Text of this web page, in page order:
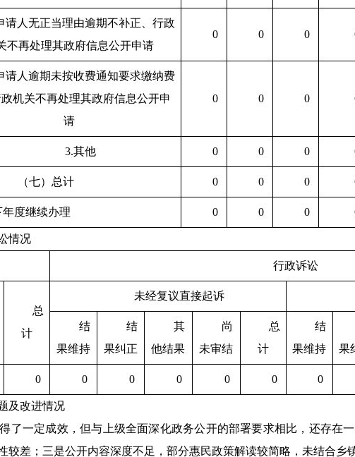
请人无正当理由逾期不补正、行政
不再处理其政府信息公开申请
0 0 0
请人逾期未按收费通知要求缴纳费
机关不再处理其政府信息公开申
请
0 0 0
3.其他 0 0 0
（七）总计 0 0 0
年度继续办理 0 0 0
情况
行政诉讼
总
计
未经复议直接起诉
结
果维持
结
果纠正
其
他结果
尚
未审结
总
计
结
果维持
果
0 0 0 0 0 0 0
及改进情况
了一定成效，但与上级全面深化政务公开的部署要求相比，还存在
差；三是公开内容深度不足，部分惠民政策解读较简略，未结合乡